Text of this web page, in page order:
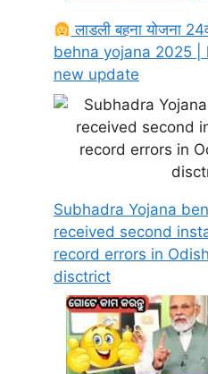
लाडली बहना योजना
behna yojana 2025 |
new update
Subhadra Yojana
received second
record errors in
disctrict